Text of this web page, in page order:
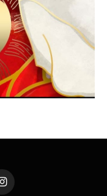
Instagram